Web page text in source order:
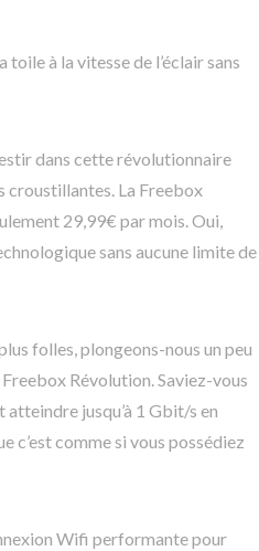
à la vitesse de l’éclair sans
dans cette révolutionnaire
croustillantes. La Freebox
29,99€ par mois. Oui,
sans aucune limite de
folles, plongeons-nous un peu
Révolution. Saviez-vous
jusqu’à 1 Gbit/s en
comme si vous possédiez
Wifi performante pour